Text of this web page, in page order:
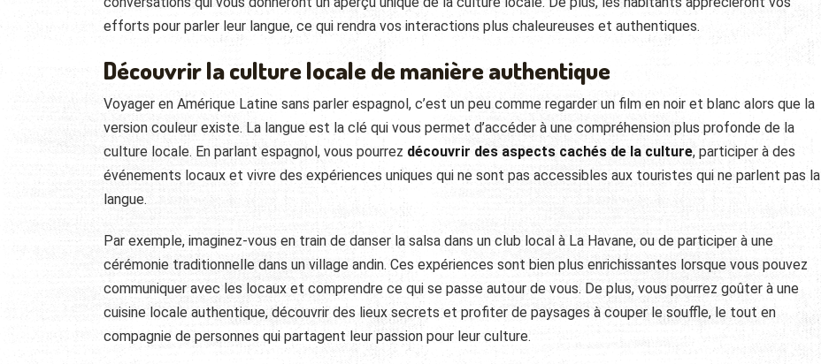
efforts pour parler leur langue, ce qui rendra vos interactions plus chaleureuses et authentiques.
Découvrir la culture locale de manière authentique
Voyager en Amérique Latine sans parler espagnol, c’est un peu comme regarder un film en noir et blanc alors que la
version couleur existe. La langue est la clé qui vous permet d’accéder à une compréhension plus profonde de la
culture locale. En parlant espagnol, vous pourrez découvrir des aspects cachés de la culture, participer à des
événements locaux et vivre des expériences uniques qui ne sont pas accessibles aux touristes qui ne parlent pas la
langue.
Par exemple, imaginez-vous en train de danser la salsa dans un club local à La Havane, ou de participer à une
cérémonie traditionnelle dans un village andin. Ces expériences sont bien plus enrichissantes lorsque vous pouvez
communiquer avec les locaux et comprendre ce qui se passe autour de vous. De plus, vous pourrez goûter à une
cuisine locale authentique, découvrir des lieux secrets et profiter de paysages à couper le souffle, le tout en
compagnie de personnes qui partagent leur passion pour leur culture.